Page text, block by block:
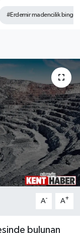
#Erdemir madencilik bingöl
A- A+
bulunan